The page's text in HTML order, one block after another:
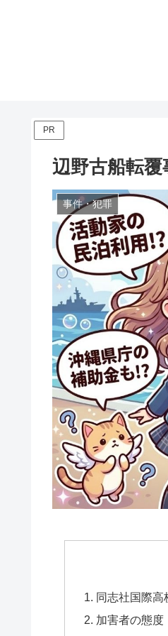
PR
辺野古船転
事件・犯罪
同志社国際高
加害者の態度